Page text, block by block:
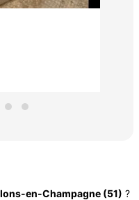
en-Champagne (51) ?